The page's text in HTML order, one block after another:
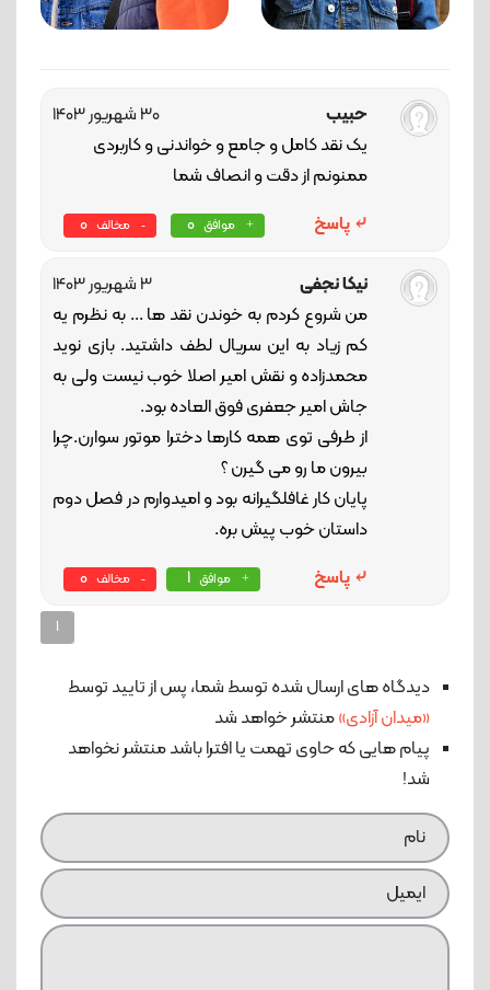
حبیب
30 شهریور 1403
یک نقد کامل و جامع و خواندنی و کاربردی
ممنونم از دقت و انصاف شما
پاسخ
موافق 0 مخالف 0
نیکا نجفی
3 شهریور 1403
من شروع کردم به خوندن نقد ها ... به نظرم یه
کم زیاد به این سریال لطف داشتید. بازی نوید
محمدزاده و نقش امیر اصلا خوب نیست ولی به
جاش امیر جعفری فوق العاده بود.
از طرفی توی همه کارها دخترا موتور سوارن.چرا
بیرون ما رو می گیرن ؟
پایان کار غافلگیرانه بود و امیدوارم در فصل دوم
داستان خوب پیش بره.
پاسخ
موافق 1 مخالف 0
1
دیدگاه های ارسال شده توسط شما، پس از تایید توسط
«میدان آزادی»منتشر خواهد شد
پیام هایی که حاوی تهمت یا افترا باشد منتشر نخواهد
شد!